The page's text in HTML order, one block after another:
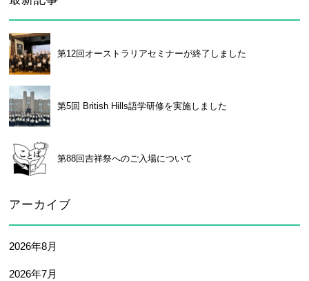
第12回オーストラリアセミナーが終了しました
第5回 British Hills語学研修を実施しました
第88回吉祥祭へのご入場について
アーカイブ
2026年8月
2026年7月